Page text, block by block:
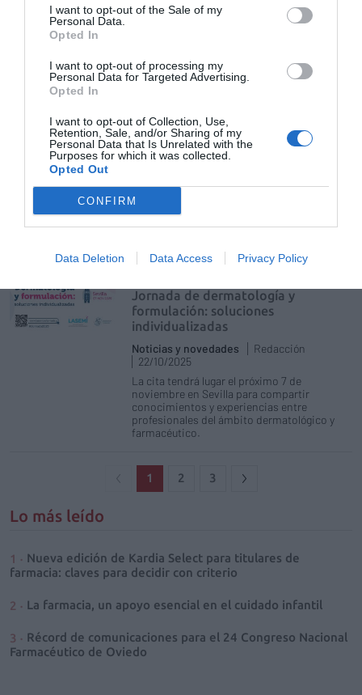
I want to opt-out of the Sale of my
Personal Data.
Opted In
I want to opt-out of processing my
Personal Data for Targeted Advertising.
Opted In
I want to opt-out of Collection, Use,
Retention, Sale, and/or Sharing of my
Personal Data that Is Unrelated with the
Purposes for which it was collected.
Opted Out
CONFIRM
Data Deletion Data Access Privacy Policy
con Tomás Abascal Diago al frente. La
presidenta saliente, Concepción Chamorro,
Acofarma y LASEMI presentan un
devuelve la autonomía técnica y
clínica al farmacéutico
Noticias y novedades
Luis Alberto Jiménez Labaig: "Responde a
una demanda real de dermatólogos y
farmacéuticos que pedían una guía moderna,
rigurosa y accesible para personalizar
Jornada de dermatología y
formulación: soluciones
individualizadas
Noticias y novedades
Redacción
22/10/2025
La cita tendrá lugar el próximo 7 de
noviembre en Sevilla para compartir
conocimientos y experiencias entre
profesionales del ámbito dermatológico y
farmacéutico.
1 2 3
Lo más leído
Nueva edición de Kardia Select para titulares de
farmacia: claves para decidir con criterio
La farmacia, un apoyo esencial en el cuidado infantil
Récord de comunicaciones para el 24 Congreso Nacional
Farmacéutico de Oviedo